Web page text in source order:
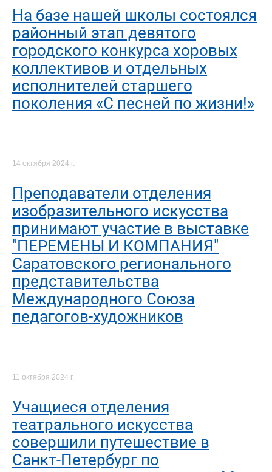
На базе нашей школы состоялся
районный этап девятого
городского конкурса хоровых
коллективов и отдельных
исполнителей старшего
поколения «С песней по жизни!»
14 октября 2024 г.
Преподаватели отделения
изобразительного искусства
принимают участие в выставке
"ПЕРЕМЕНЫ И КОМПАНИЯ"
Саратовского регионального
представительства
Международного Союза
педагогов-художников
11 октября 2024 г.
Учащиеся отделения
театрального искусства
совершили путешествие в
Санкт-Петербург по